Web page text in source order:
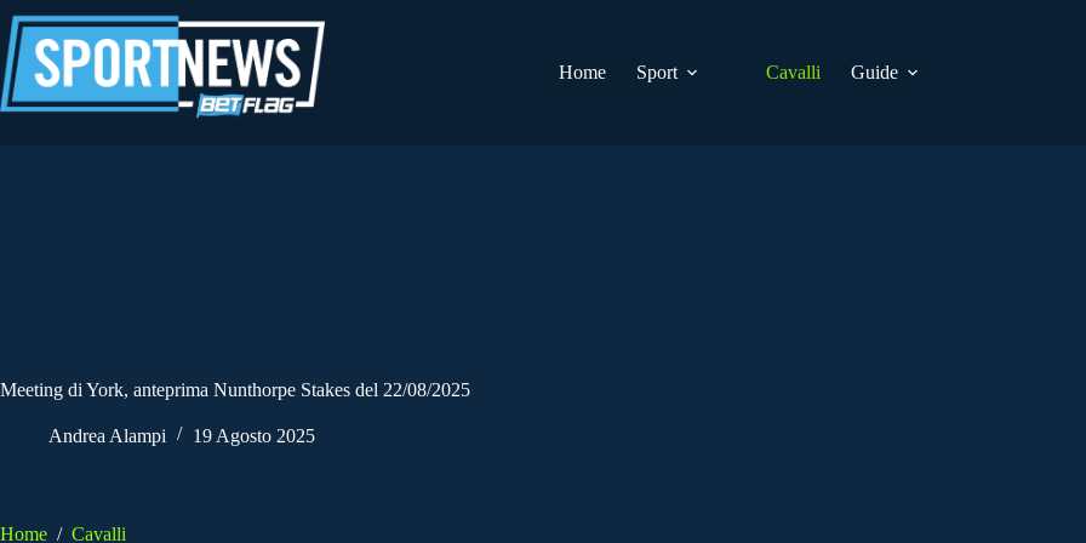
al
contenuto
Home
Sport Cavalli Guide
Meeting di York, anteprima Nunthorpe Stakes del 22/08/2025
Andrea Alampi 19 Agosto 2025
Home / Cavalli